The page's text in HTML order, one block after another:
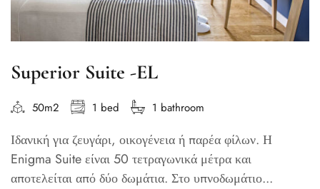
Superior Suite -EL
50m2 1 bed 1 bathroom
Ιδανική για ζευγάρι, οικογένεια ή παρέα φίλων. Η
Enigma Suite είναι 50 τετραγωνικά μέτρα και
αποτελείται από δύο δωμάτια. Στο υπνοδωμάτιο...